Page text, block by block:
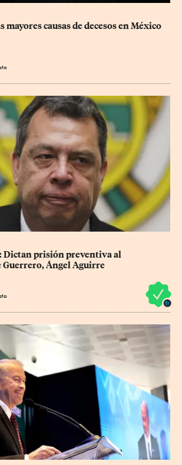
mayores causas de decesos en México
Dictan prisión preventiva al
Guerrero, Ángel Aguirre